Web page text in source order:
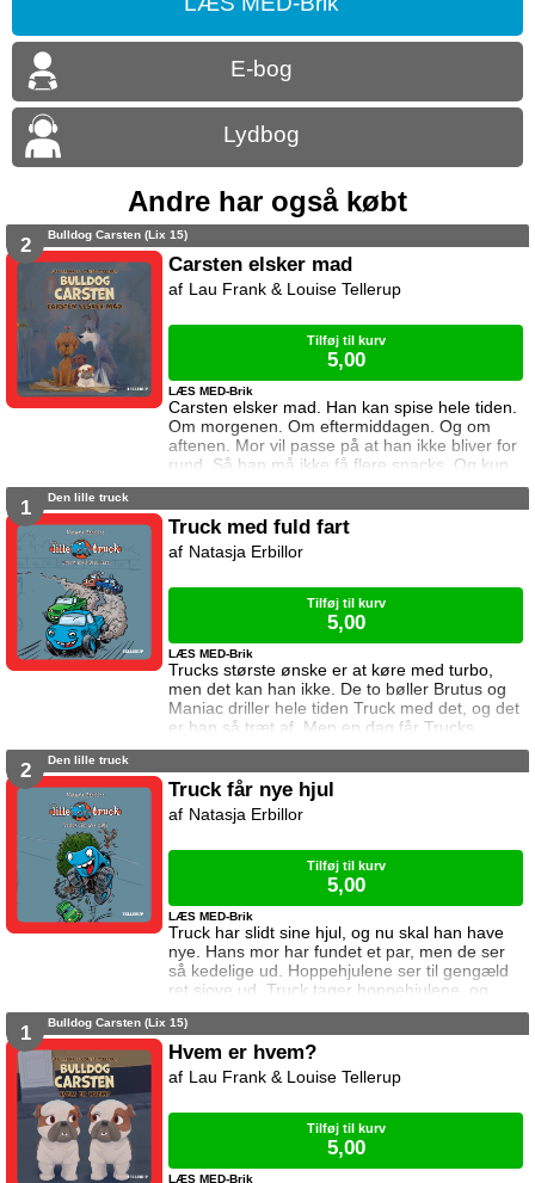
E-bog
Lydbog
Andre har også købt
2 Bulldog Carsten (Lix 15)
Carsten elsker mad
Carsten elsker mad. Han kan spise hele tiden.
Om morgenen. Om eftermiddagen. Og om
aftenen. Mor vil passe på at han ikke bliver for
rund. Så han må ikke få flere snacks. Og kun
en smule mad. Carsten bliver sur på mor. Han
href="https://tellerup.com/bog/4914/"Denne
LÆS MED-Brik
Lau Frank & Louise Tellerup
Tilføj til kurv
5,00
1 Den lille truck
Truck med fuld fart
Trucks største ønske er at køre med turbo,
men det kan han ikke. De to bøller Brutus og
Maniac driller hele tiden Truck med det, og det
er han så træt af. Men en dag får Trucks
bedste ven Max pludselig brug for Trucks
så?
LÆS MED-Brik
Natasja Erbillor
Tilføj til kurv
5,00
2 Den lille truck
Truck får nye hjul
Truck har slidt sine hjul, og nu skal han have
nye. Hans mor har fundet et par, men de ser
så kedelige ud. Hoppehjulene ser til gengæld
ret sjove ud. Truck tager hoppehjulene, og
hans mor ved det ikke. Men måske er Trucks
nye hjul slet ikke så sjove?
LÆS MED-Brik
Natasja Erbillor
Tilføj til kurv
5,00
1 Bulldog Carsten (Lix 15)
Hvem er hvem?
LÆS MED-Brik
Lau Frank & Louise Tellerup
Tilføj til kurv
5,00